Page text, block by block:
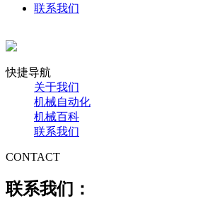
联系我们
快捷导航
关于我们
机械自动化
机械百科
联系我们
CONTACT
联系我们：